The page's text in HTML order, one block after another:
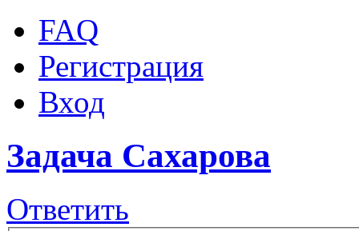
FAQ
Регистрация
Вход
Задача Сахарова
Ответить